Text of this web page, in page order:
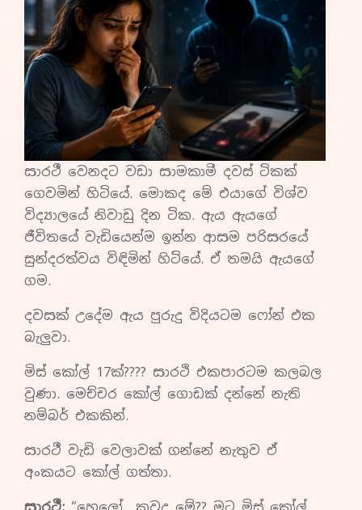
සාරථී වෙනදට වඩා සාමකාමී දවස් ටිකක්
ගෙවමින් හිටියේ. මොකද මේ එයාගේ විශ්ව
විද්‍යාලයේ නිවාඩු දින ටික. ඇය ඇයගේ
ජීවිතයේ වැඩියෙන්ම ඉන්න ආසම පරිසරයේ
සුන්දරත්වය විඳිමින් හිටියේ. ඒ තමයි ඇයගේ
ගම.
දවසක් උදේම ඇය පුරුදු විදියටම ෆෝන් එක
බැලුවා.
මිස් කෝල් 17ක්???? සාරථි එකපාරටම කලබල
වුණා. මෙච්චර කෝල් ගොඩක් දන්නේ නැති
නම්බර් එකකින්.
සාරථී වැඩි වෙලාවක් ගන්නේ නැතුව ඒ
අංකයට කෝල් ගත්තා.